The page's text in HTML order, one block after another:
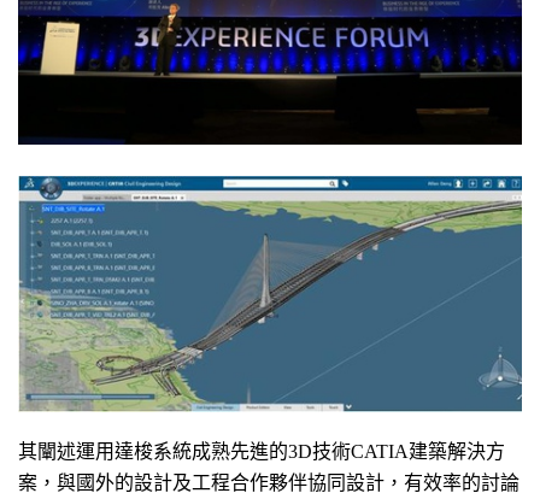
其闡述運用達梭系統成熟先進的3D技術CATIA建築解決方
案，與國外的設計及工程合作夥伴協同設計，有效率的討論